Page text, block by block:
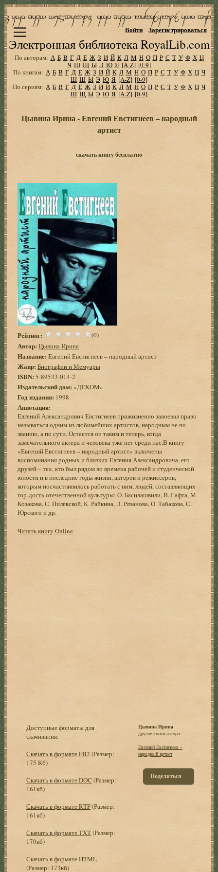
Электронная библиотека RoyalLib.com
Войти Зарегистрироваться
По авторам: А Б В Г Д Е Ж З И Й К Л М Н О П Р С Т У Ф Х Ц
Ч Ш Щ Ы Э Ю Я [A-Z] [0-9]
По книгам: А Б В Г Д Е Ж З И Й К Л М Н О П Р С Т У Ф Х Ц Ч
Ш Щ Ы Э Ю Я [A-Z] [0-9]
По сериям: А Б В Г Д Е Ж З И Й К Л М Н О П Р С Т У Ф Х Ц Ч
Ш Щ Ы Э Ю Я [A-Z] [0-9]
Цывина Ирина - Евгений Евстигнеев – народный
артист
скачать книгу бесплатно
Рейтинг: (0)
Автор: Цывина Ирина
Название: Евгений Евстигнеев – народный артист
Жанр: Биографии и Мемуары
ISBN:5-89533-014-2
Издательский дом: «ДЕКОМ»
Год издания: 1998
Аннотация:
Евгений Александрович Евстигнеев прижизненно завоевал право
называться одним из любимейших артистов, народным не по
званию, а по сути. Остается он таким и теперь, когда
замечательного актера и человека уже нет среди нас.В книгу
«Евгений Евстигнеев – народный артист» включены
воспоминания родных и близких Евгения Александровича, его
друзей – тех, кто был рядом во времена рабочей и студенческой
юности и в последние годы жизни, актеров и режиссеров,
которым посчастливилось работать с ним, людей, составляющих
гор-дость отечественной культуры: О. Басилашвили, В. Гафта, М.
Козакова, С. Пилявской, К. Райкина, Э. Рязанова, О. Табакова, С.
Юрского и др.
Читать книгу Online
Доступные форматы для
скачивания:
Скачать в формате FB2 (Размер:
175 Кб)
Скачать в формате DOC (Размер:
161кб)
Скачать в формате RTF(Размер:
161кб)
Скачать в формате TXT(Размер:
170кб)
Скачать в формате HTML
(Размер: 173кб)
Цывина Ирина
другие книги автора:
Евгений Евстигнеев –
народный артист
Поделиться